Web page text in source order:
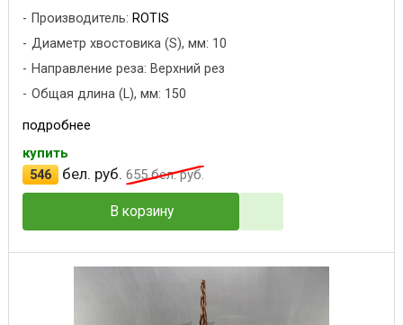
Производитель: ROTIS
Диаметр хвостовика (S), мм: 10
Направление реза: Верхний рез
Общая длина (L), мм: 150
подробнее
купить
546
бел. руб. 655бел. руб.
В корзину